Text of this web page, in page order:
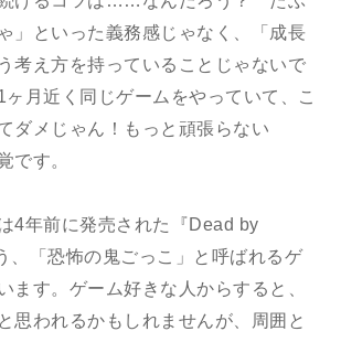
」といった義務感じゃなく、「成長
考え方を持っていることじゃないで
ヶ月近く同じゲームをやっていて、こ
ダメじゃん！もっと頑張らない
す。
4年前に発売された『Dead by
、「恐怖の鬼ごっこ」と呼ばれるゲ
ます。ゲーム好きな人からすると、
思われるかもしれませんが、周囲と